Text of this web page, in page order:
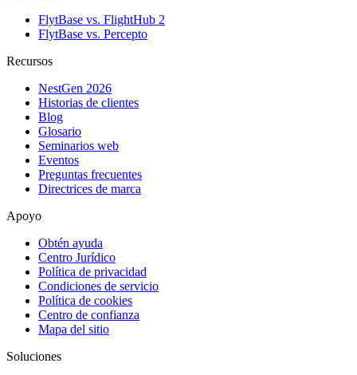
FlytBase vs. FlightHub 2
FlytBase vs. Percepto
Recursos
NestGen 2026
Historias de clientes
Blog
Glosario
Seminarios web
Eventos
Preguntas frecuentes
Directrices de marca
Apoyo
Obtén ayuda
Centro Jurídico
Política de privacidad
Condiciones de servicio
Política de cookies
Centro de confianza
Mapa del sitio
Soluciones